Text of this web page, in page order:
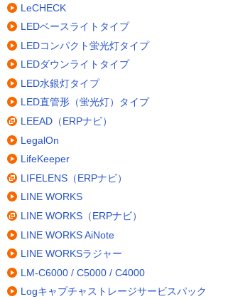
LeCHECK
LEDベースライトタイプ
LEDコンパクト蛍光灯タイプ
LEDダウンライトタイプ
LED水銀灯タイプ
LED直管形（蛍光灯）タイプ
LEEAD（ERPナビ）
LegalOn
LifeKeeper
LIFELENS（ERPナビ）
LINE WORKS
LINE WORKS（ERPナビ）
LINE WORKS AiNote
LINE WORKSラジャー
LM-C6000 / C5000 / C4000
Logキャプチャストレージサービスパック